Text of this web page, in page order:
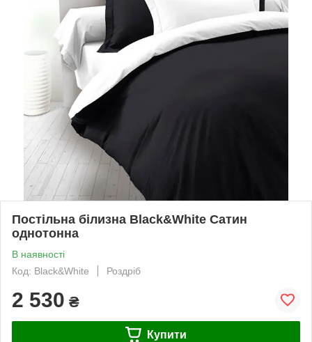
Постільна білизна Black&White Сатин
однотонна
В наявності
Код: Black&White
Роздріб
2 530 ₴
Купити